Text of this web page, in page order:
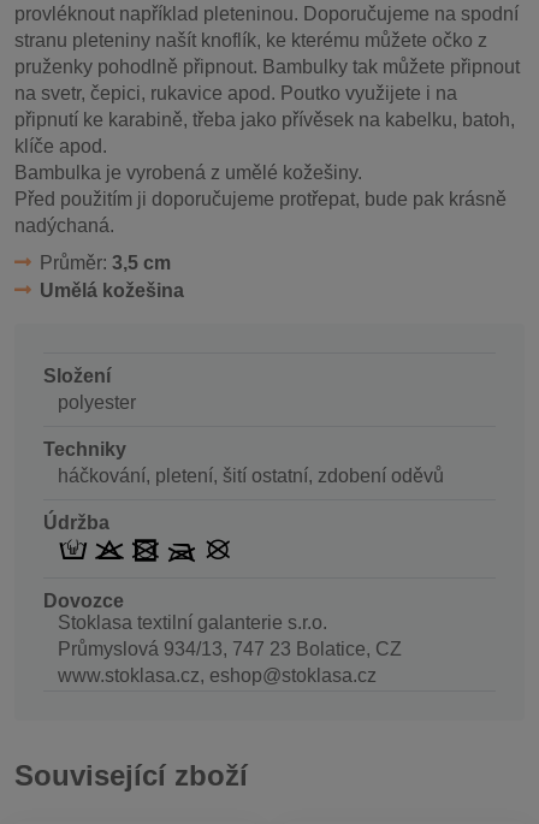
provléknout například pleteninou. Doporučujeme na spodní
stranu pleteniny našít knoflík, ke kterému můžete očko z
pruženky pohodlně připnout. Bambulky tak můžete připnout
na svetr, čepici, rukavice apod. Poutko využijete i na
připnutí ke karabině, třeba jako přívěsek na kabelku, batoh,
klíče apod.
Bambulka je vyrobená z umělé kožešiny.
Před použitím ji doporučujeme protřepat, bude pak krásně
nadýchaná.
Průměr: 3,5 cm
Umělá kožešina
Složení
polyester
Techniky
háčkování, pletení, šití ostatní, zdobení oděvů
Údržba
Dovozce
Stoklasa textilní galanterie s.r.o.
Průmyslová 934/13, 747 23 Bolatice, CZ
www.stoklasa.cz, eshop@stoklasa.cz
Související zboží